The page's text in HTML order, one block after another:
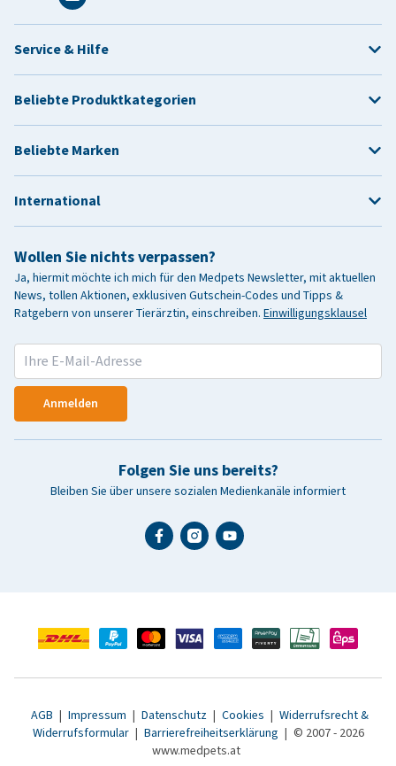
Wollen Sie nichts verpassen?
Ja, hiermit möchte ich mich für den Medpets Newsletter, mit aktuellen
News, tollen Aktionen, exklusiven Gutschein-Codes und Tipps &
Ratgebern von unserer Tierärztin, einschreiben. Einwilligungsklausel
Anmelden
Folgen Sie uns bereits?
Bleiben Sie über unsere sozialen Medienkanäle informiert
Service & Hilfe
Beliebte Produktkategorien
Beliebte Marken
International
AGB | Impressum | Datenschutz | Cookies | Widerrufsrecht &
Widerrufsformular | Barrierefreiheitserklärung | © 2007 - 2026
www.medpets.at